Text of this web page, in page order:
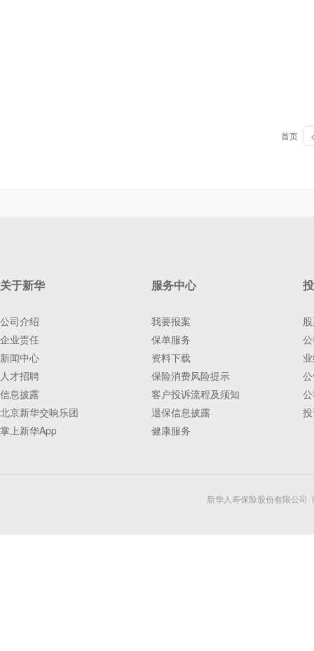
首页
关于新华
公司介绍
企业责任
新闻中心
人才招聘
信息披露
北京新华交响乐团
掌上新华App
服务中心
我要报案
保单服务
资料下载
保险消费风险提示
客户投诉流程及须知
退保信息披露
健康服务
新华人寿保险股份有限公